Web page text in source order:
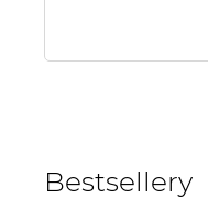
Bestsellery